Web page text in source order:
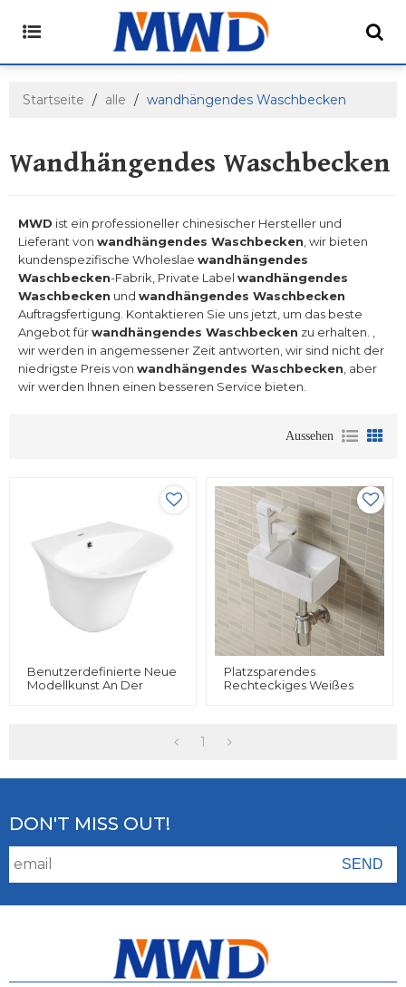
Startseite / alle / wandhängendes Waschbecken
Wandhängendes Waschbecken
MWD ist ein professioneller chinesischer Hersteller und
Lieferant von wandhängendes Waschbecken , wir bieten
kundenspezifische Wholeslae wandhängendes
Waschbecken-Fabrik, Private Label wandhängendes
Waschbecken und wandhängendes Waschbecken
Auftragsfertigung. Kontaktieren Sie uns jetzt, um das beste
Angebot fürwandhängendes Waschbecken zu erhalten. ,
wir werden in angemessener Zeit antworten, wir sind nicht der
niedrigste Preis von wandhängendes Waschbecken , aber
wir werden Ihnen einen besseren Service bieten.
Aussehen
Benutzerdefinierte Neue
Modellkunst An Der
Platzsparendes
Rechteckiges Weißes
Badezimmer
1
DON'T MISS OUT!